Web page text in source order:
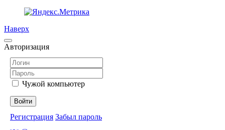
Наверх
Авторизация
Чужой компьютер
Войти
Регистрация Забыл пароль